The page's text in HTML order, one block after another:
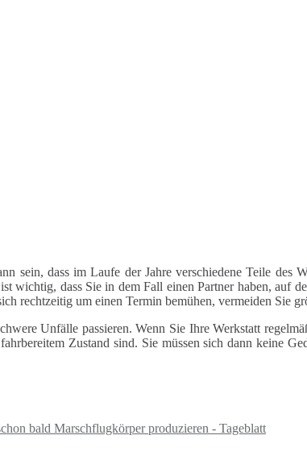
sein, dass im Laufe der Jahre verschiedene Teile des
wichtig, dass Sie in dem Fall einen Partner haben, auf
rechtzeitig um einen Termin bemühen, vermeiden Sie
Unfälle passieren. Wenn Sie Ihre Werkstatt
Zustand sind. Sie müssen sich dann keine
bald Marschflugkörper produzieren - Tageblatt